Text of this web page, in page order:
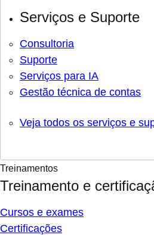
Serviços e Suporte
Consultoria
Suporte
Serviços para IA
Gestão técnica de contas
Veja todos os serviços e
Treinamentos
Treinamento e
Cursos e exames
Certificações